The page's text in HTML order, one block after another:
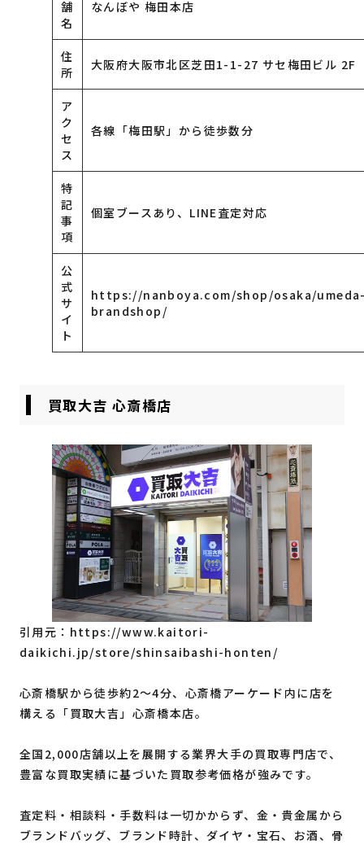
舗
名
なんぼや 梅田本店
住
所
大阪府大阪市北区芝田1-1-27 サセ梅田ビル 2F
ア
ク
セ
ス
各線「梅田駅」から徒歩数分
特
記
事
項
個室ブースあり、LINE査定対応
公
式
サ
イ
ト
https://nanboya.com/shop/osaka/
brandshop/
買取大吉 心斎橋店
引用元：https://www.kaitori-
daikichi.jp/store/shinsaibashi-honten/
心斎橋駅から徒歩約2〜4分、心斎橋アーケード内に店を
構える「買取大吉」心斎橋本店。
全国2,000店舗以上を展開する業界大手の買取専門店で、
豊富な買取実績に基づいた買取参考価格が強みです。
査定料・相談料・手数料は一切かからず、金・貴金属から
ブランドバッグ、ブランド時計、ダイヤ・宝石、お酒、骨